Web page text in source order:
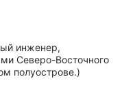
инженер,
Северо-Восточного
полуострове.)